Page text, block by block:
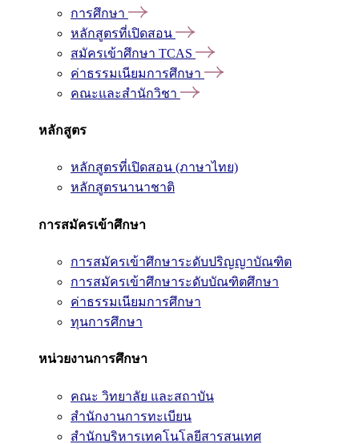
การศึกษา
หลักสูตรที่เปิดสอน
สมัครเข้าศึกษา TCAS
ค่าธรรมเนียมการศึกษา
คณะและสำนักวิชา
หลักสูตร
หลักสูตรที่เปิดสอน (ภาษาไทย)
หลักสูตรนานาชาติ
การสมัครเข้าศึกษา
การสมัครเข้าศึกษาระดับปริญญาบัณฑิต
การสมัครเข้าศึกษาระดับบัณฑิตศึกษา
ค่าธรรมเนียมการศึกษา
ทุนการศึกษา
หน่วยงานการศึกษา
คณะ วิทยาลัย และสถาบัน
สำนักงานการทะเบียน
สำนักบริหารเทคโนโลยีสารสนเทศ